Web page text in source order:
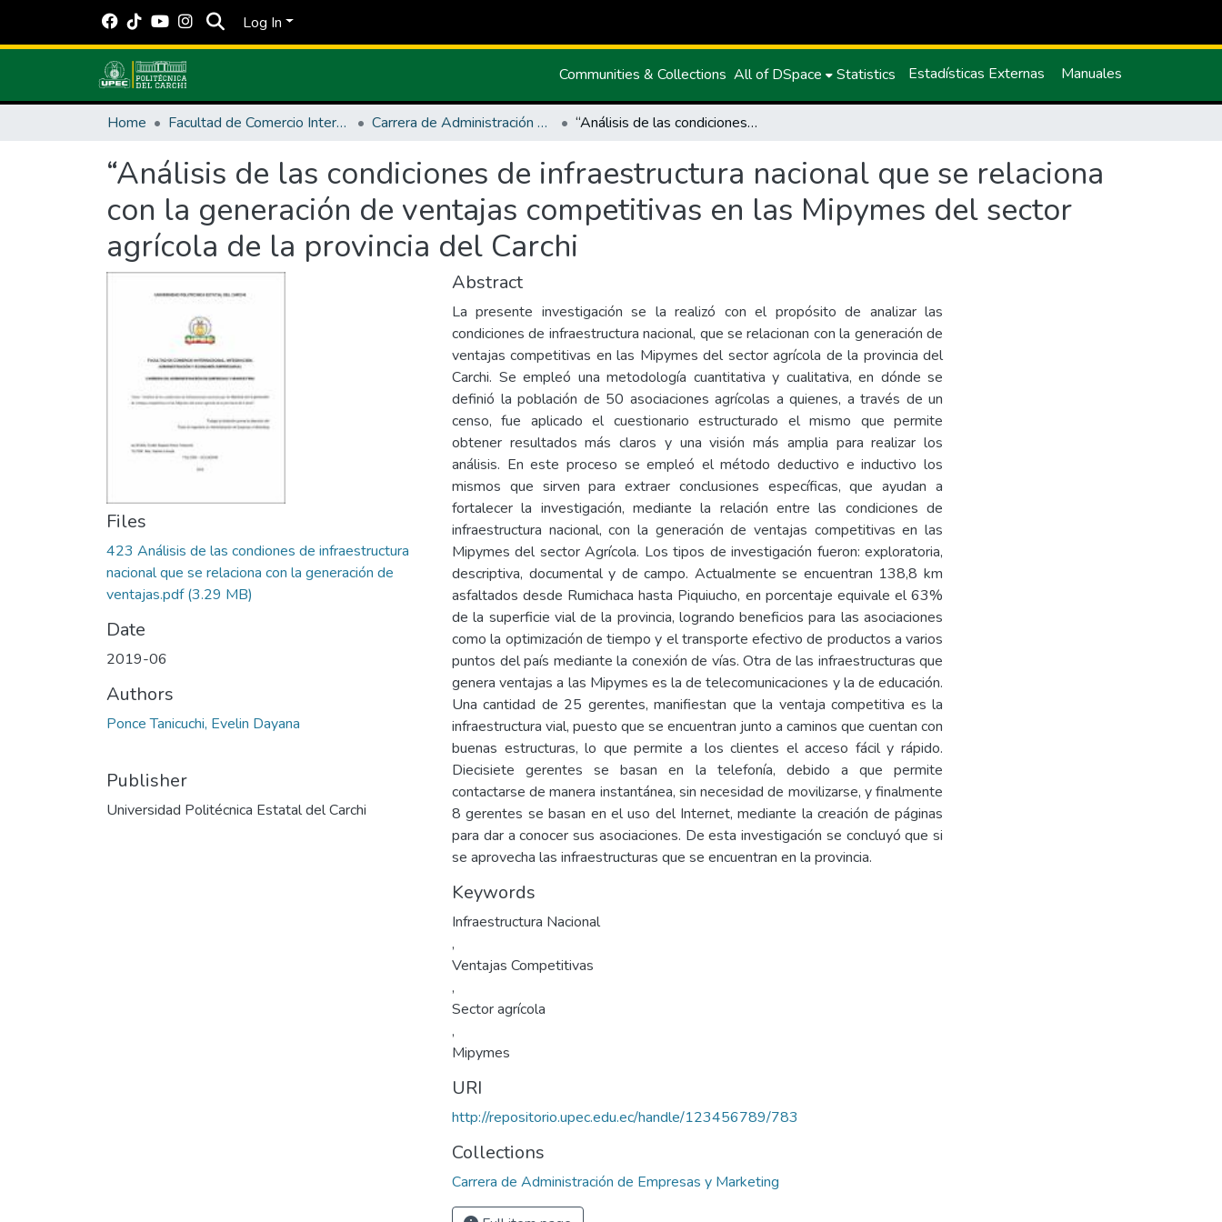
Log In
Communities & Collections All of DSpace Statistics Estadísticas Externas Manuales
Home Facultad de Comercio Internacional, Integración, Administración y Economía Empresarial Carrera de Administración de Empresas y Marketing “Análisis de las condiciones de infraestructura nacional que se relaciona con la generación de ventajas competitivas en las Mipymes del sector agrícola de la provincia del Carchi
“Análisis de las condiciones de infraestructura nacional que se relaciona
con la generación de ventajas competitivas en las Mipymes del sector
agrícola de la provincia del Carchi
Files
423 Análisis de las condiones de infraestructura
nacional que se relaciona con la generación de
ventajas.pdf(3.29 MB)
Date
2019-06
Authors
Ponce Tanicuchi, Evelin Dayana
Publisher
Universidad Politécnica Estatal del Carchi
Abstract
La presente investigación se la realizó con el propósito de analizar las
condiciones de infraestructura nacional, que se relacionan con la generación de
ventajas competitivas en las Mipymes del sector agrícola de la provincia del
Carchi. Se empleó una metodología cuantitativa y cualitativa, en dónde se
definió la población de 50 asociaciones agrícolas a quienes, a través de un
censo, fue aplicado el cuestionario estructurado el mismo que permite
obtener resultados más claros y una visión más amplia para realizar los
análisis. En este proceso se empleó el método deductivo e inductivo los
mismos que sirven para extraer conclusiones específicas, que ayudan a
fortalecer la investigación, mediante la relación entre las condiciones de
infraestructura nacional, con la generación de ventajas competitivas en las
Mipymes del sector Agrícola. Los tipos de investigación fueron: exploratoria,
descriptiva, documental y de campo. Actualmente se encuentran 138,8 km
asfaltados desde Rumichaca hasta Piquiucho, en porcentaje equivale el 63%
de la superficie vial de la provincia, logrando beneficios para las asociaciones
como la optimización de tiempo y el transporte efectivo de productos a varios
puntos del país mediante la conexión de vías. Otra de las infraestructuras que
genera ventajas a las Mipymes es la de telecomunicaciones y la de educación.
Una cantidad de 25 gerentes, manifiestan que la ventaja competitiva es la
infraestructura vial, puesto que se encuentran junto a caminos que cuentan con
buenas estructuras, lo que permite a los clientes el acceso fácil y rápido.
Diecisiete gerentes se basan en la telefonía, debido a que permite
contactarse de manera instantánea, sin necesidad de movilizarse, y finalmente
8 gerentes se basan en el uso del Internet, mediante la creación de páginas
para dar a conocer sus asociaciones. De esta investigación se concluyó que si
se aprovecha las infraestructuras que se encuentran en la provincia.
Keywords
Infraestructura Nacional
,
Ventajas Competitivas
,
Sector agrícola
,
Mipymes
URI
http://repositorio.upec.edu.ec/handle/123456789/783
Collections
Carrera de Administración de Empresas y Marketing